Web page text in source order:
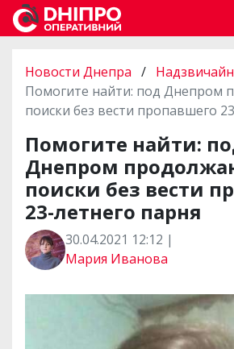
Новости Днепра /
Помогите найти: под Днепром
поиски без вести пропавшего
Помогите найти:
Днепром
поиски без вести
23-летнего парня
30.04.2021 12:12 |
Мария Иванова